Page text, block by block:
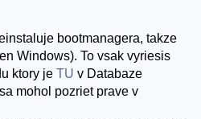
bootmanagera, takze
Windows). To vsak vyriesis
ktory jeTU v Databaze
mohol pozriet prave v